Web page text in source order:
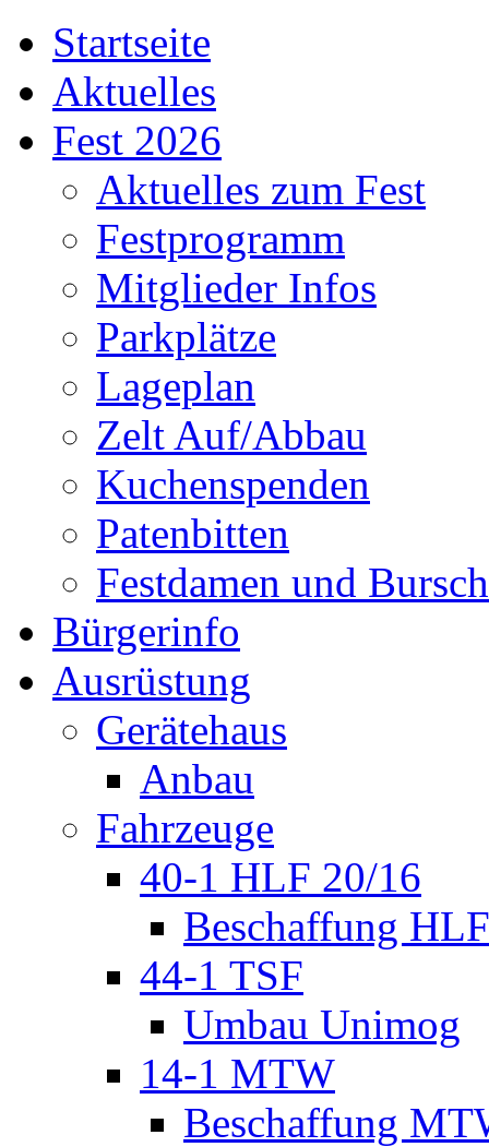
Startseite
Aktuelles
Fest 2026
Aktuelles zum Fest
Festprogramm
Mitglieder Infos
Parkplätze
Lageplan
Zelt Auf/Abbau
Kuchenspenden
Patenbitten
Festdamen und
Bürgerinfo
Ausrüstung
Gerätehaus
Anbau
Fahrzeuge
40-1 HLF 20/16
Beschaffung HLF
44-1 TSF
Umbau Unimog
14-1 MTW
Beschaffung